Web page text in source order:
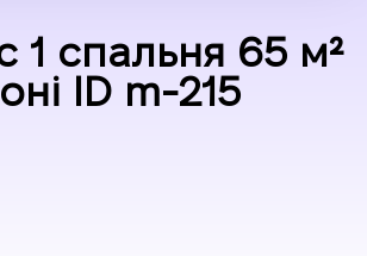
1 спальня 65 м²
ID m-215